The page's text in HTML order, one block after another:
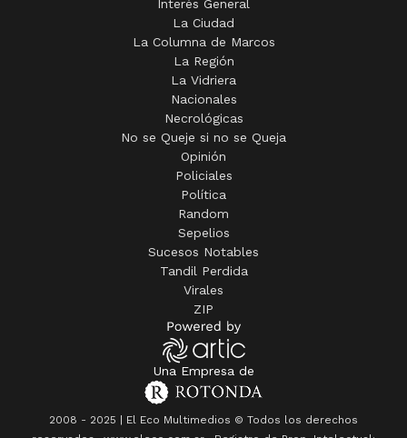
Interés General
La Ciudad
La Columna de Marcos
La Región
La Vidriera
Nacionales
Necrológicas
No se Queje si no se Queja
Opinión
Policiales
Política
Random
Sepelios
Sucesos Notables
Tandil Perdida
Virales
ZIP
Una Empresa de
2008 - 2025 | El Eco Multimedios © Todos los derechos